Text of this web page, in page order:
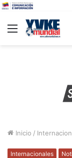
Menu
Inicio /
Internacionales